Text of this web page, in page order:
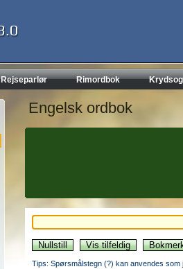
Rejseparlør Rimordbok
Engelsk ordbok
Tips: Spørsmålstegn (?) kan anvendes